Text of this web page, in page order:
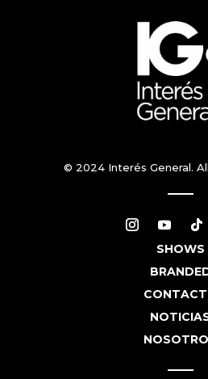
© 2024 Interés General.
SHOWS